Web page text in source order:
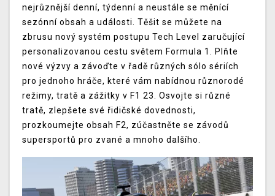
nejrůznější denní, týdenní a neustále se měnící
sezónní obsah a události. Těšit se můžete na
zbrusu nový systém postupu Tech Level zaručující
personalizovanou cestu světem Formula 1. Plňte
nové výzvy a závoďte v řadě různých sólo sériích
pro jednoho hráče, které vám nabídnou různorodé
režimy, tratě a zážitky v F1 23. Osvojte si různé
tratě, zlepšete své řidičské dovednosti,
prozkoumejte obsah F2, zúčastněte se závodů
supersportů pro zvané a mnoho dalšího.